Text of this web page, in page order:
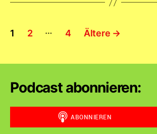
Seitennummerierung
Beiträge
1 2 … 4 Ältere →
Podcast abonnieren: